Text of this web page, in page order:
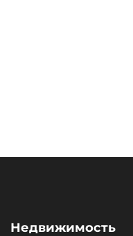
Недвижимость